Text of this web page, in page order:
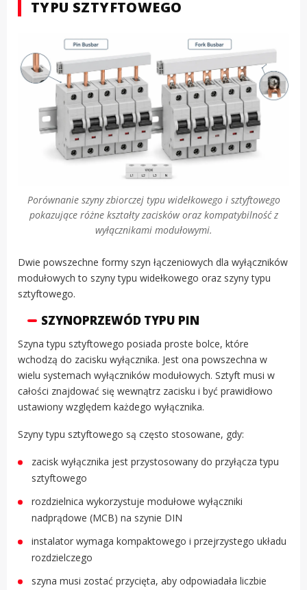
TYPU SZTYFTOWEGO
Porównanie szyny zbiorczej typu widełkowego i sztyftowego
pokazujące różne kształty zacisków oraz kompatybilność z
wyłącznikami modułowymi.
Dwie powszechne formy szyn łączeniowych dla wyłączników
modułowych to szyny typu widełkowego oraz szyny typu
sztyftowego.
SZYNOPRZEWÓD TYPU PIN
Szyna typu sztyftowego posiada proste bolce, które
wchodzą do zacisku wyłącznika. Jest ona powszechna w
wielu systemach wyłączników modułowych. Sztyft musi w
całości znajdować się wewnątrz zacisku i być prawidłowo
ustawiony względem każdego wyłącznika.
Szyny typu sztyftowego są często stosowane, gdy:
zacisk wyłącznika jest przystosowany do przyłącza typu
sztyftowego
rozdzielnica wykorzystuje modułowe wyłączniki
nadprądowe (MCB) na szynie DIN
instalator wymaga kompaktowego i przejrzystego układu
rozdzielczego
szyna musi zostać przycięta, aby odpowiadała liczbie